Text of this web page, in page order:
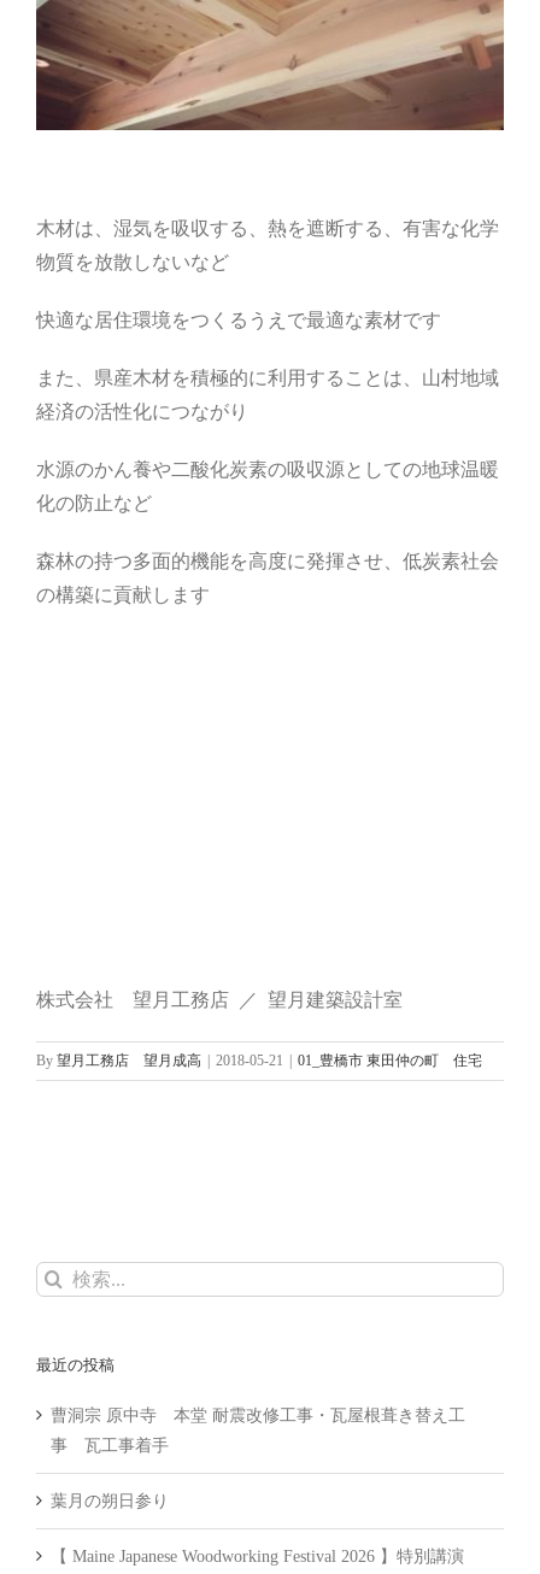
木材は、湿気を吸収する、熱を遮断する、有害な化学
物質を放散しないなど
快適な居住環境をつくるうえで最適な素材です
また、県産木材を積極的に利用することは、山村地域
経済の活性化につながり
水源のかん養や二酸化炭素の吸収源としての地球温暖
化の防止など
森林の持つ多面的機能を高度に発揮させ、低炭素社会
の構築に貢献します
株式会社 望月工務店 ／ 望月建築設計室
By 望月工務店 望月成高 2018-05-21 01_豊橋市 東田仲の町 住宅
検
最近の投稿
曹洞宗 原中寺 本堂 耐震改修工事・瓦屋根葺き替え工
事 瓦工事着手
葉月の朔日参り
【 Maine Japanese Woodworking Festival 2026 】特別講演